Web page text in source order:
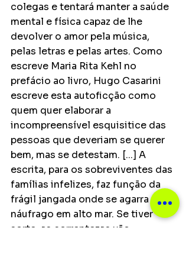
colegas e tentará manter a saúde
mental e física capaz de lhe
devolver o amor pela música,
pelas letras e pelas artes. Como
escreve Maria Rita Kehl no
prefácio ao livro, Hugo Casarini
escreve esta autoficção como
quem quer elaborar a
incompreensível esquisitice das
pessoas que deveriam se querer
bem, mas se detestam. [...] A
escrita, para os sobreviventes das
famílias infelizes, faz função da
frágil jangada onde se agarra o
náufrago em alto mar. Se tiver
sorte, as correntezas vão